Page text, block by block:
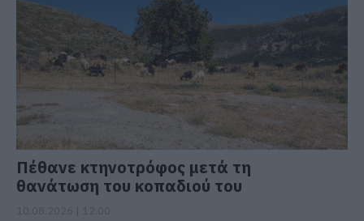
Πέθανε κτηνοτρόφος μετά τη
θανάτωση του κοπαδιού του